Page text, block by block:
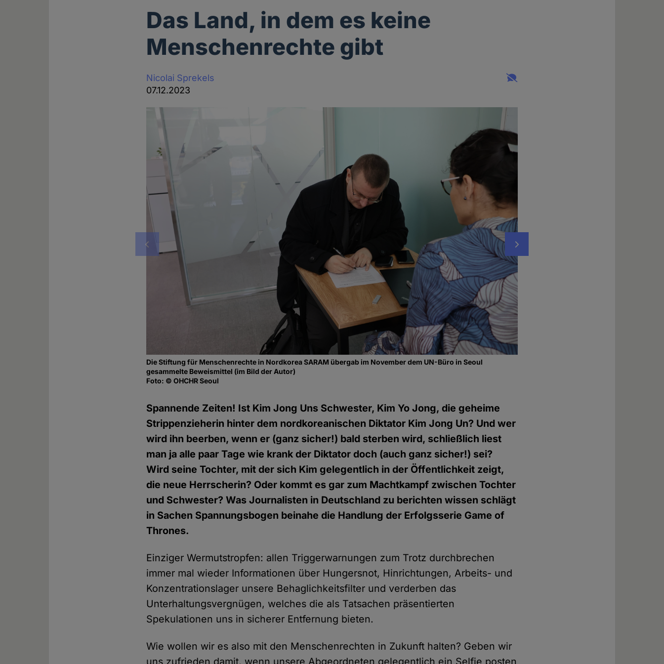
Das Land, in dem es keine
Menschenrechte gibt
Nicolai Sprekels
07.12.2023
Vorheriges
Die Stiftung für Menschenrechte in Nordkorea SARAM übergab im November dem UN-Büro in Seoul
gesammelte Beweismittel (im Bild der Autor)
Foto: © OHCHR Seoul
Spannende Zeiten! Ist Kim Jong Uns Schwester, Kim Yo Jong, die geheime
Strippenzieherin hinter dem nordkoreanischen Diktator Kim Jong Un? Und wer
wird ihn beerben, wenn er (ganz sicher!) bald sterben wird, schließlich liest
man ja alle paar Tage wie krank der Diktator doch (auch ganz sicher!) sei?
Wird seine Tochter, mit der sich Kim gelegentlich in der Öffentlichkeit zeigt,
die neue Herrscherin? Oder kommt es gar zum Machtkampf zwischen Tochter
und Schwester? Was Journalisten in Deutschland zu berichten wissen schlägt
in Sachen Spannungsbogen beinahe die Handlung der Erfolgsserie Game of
Thrones.
Einziger Wermutstropfen: allen Triggerwarnungen zum Trotz durchbrechen
immer mal wieder Informationen über Hungersnot, Hinrichtungen, Arbeits- und
Konzentrationslager unsere Behaglichkeitsfilter und verderben das
Unterhaltungsvergnügen, welches die als Tatsachen präsentierten
Spekulationen uns in sicherer Entfernung bieten.
Wie wollen wir es also mit den Menschenrechten in Zukunft halten? Geben wir
uns zufrieden damit, wenn unsere Abgeordneten gelegentlich ein Selfie posten